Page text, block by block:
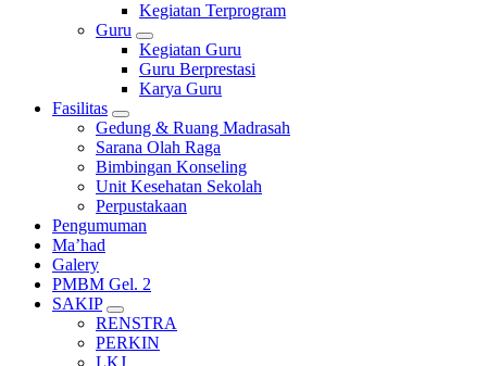
Kegiatan Terprogram
Guru
Kegiatan Guru
Guru Berprestasi
Karya Guru
Fasilitas
Gedung & Ruang Madrasah
Sarana Olah Raga
Bimbingan Konseling
Unit Kesehatan Sekolah
Perpustakaan
Pengumuman
Ma’had
Galery
PMBM Gel. 2
SAKIP
RENSTRA
PERKIN
LKJ